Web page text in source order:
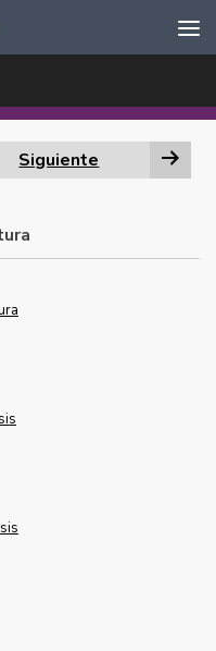
Siguiente